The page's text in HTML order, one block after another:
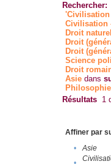
Rechercher:
Civilisation
Droit naturel
Droit
Droit
Science
Droit
Asie dans
Résultats 1
Affiner par
•
Asie